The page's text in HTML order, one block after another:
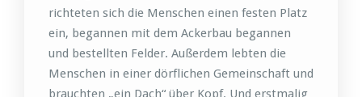
richteten sich die Menschen einen festen Platz
ein, begannen mit dem Ackerbau begannen
und bestellten Felder. Außerdem lebten die
Menschen in einer dörflichen Gemeinschaft und
brauchten „ein Dach“ über Kopf. Und erstmalig